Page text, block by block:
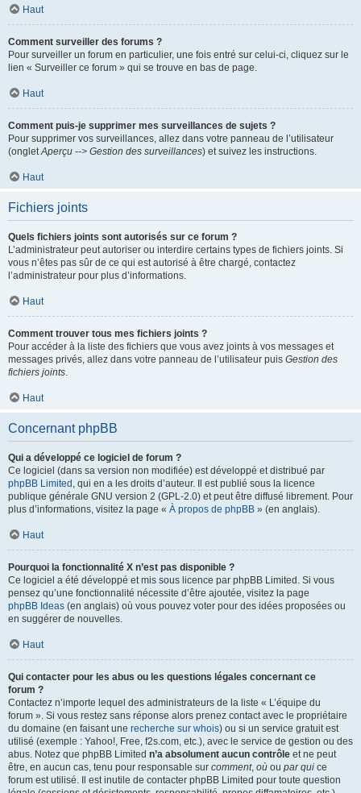
Haut
Comment surveiller des forums ?
Pour surveiller un forum en particulier, une fois entré sur celui-ci, cliquez sur le
lien « Surveiller ce forum » qui se trouve en bas de page.
Haut
Comment puis-je supprimer mes surveillances de sujets ?
Pour supprimer vos surveillances, allez dans votre panneau de l’utilisateur
(ongletAperçu --> Gestion des surveillances) et suivez les instructions.
Haut
Fichiers joints
Quels fichiers joints sont autorisés sur ce forum ?
L’administrateur peut autoriser ou interdire certains types de fichiers joints. Si
vous n’êtes pas sûr de ce qui est autorisé à être chargé, contactez
l’administrateur pour plus d’informations.
Haut
Comment trouver tous mes fichiers joints ?
Pour accéder à la liste des fichiers que vous avez joints à vos messages et
messages privés, allez dans votre panneau de l’utilisateur puis Gestion des
fichiers joints.
Haut
Concernant phpBB
Qui a développé ce logiciel de forum ?
Ce logiciel (dans sa version non modifiée) est développé et distribué par
phpBB Limited , qui en a les droits d’auteur. Il est publié sous la licence
publique générale GNU version 2 (GPL-2.0) et peut être diffusé librement. Pour
plus d’informations, visitez la page « À propos de phpBB » (en anglais).
Haut
Pourquoi la fonctionnalité X n’est pas disponible ?
Ce logiciel a été développé et mis sous licence par phpBB Limited. Si vous
pensez qu’une fonctionnalité nécessite d’être ajoutée, visitez la page
phpBB Ideas (en anglais) où vous pouvez voter pour des idées proposées ou
en suggérer de nouvelles.
Haut
Qui contacter pour les abus ou les questions légales concernant ce
forum ?
Contactez n’importe lequel des administrateurs de la liste « L’équipe du
forum ». Si vous restez sans réponse alors prenez contact avec le propriétaire
du domaine (en faisant une recherche sur whois) ou si un service gratuit est
utilisé (exemple : Yahoo!, Free, f2s.com, etc.), avec le service de gestion ou des
abus. Notez que phpBB Limited n’a absolument aucun contrôle et ne peut
être, en aucun cas, tenu pour responsable sur comment, où ou par qui ce
forum est utilisé. Il est inutile de contacter phpBB Limited pour toute question